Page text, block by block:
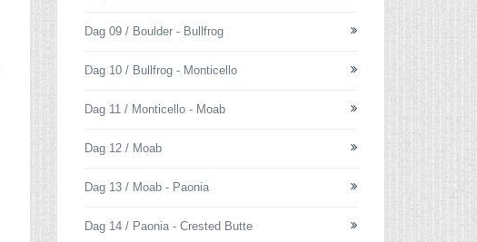
Dag 09 / Boulder - Bullfrog
Dag 10 / Bullfrog - Monticello
Dag 11 / Monticello - Moab
Dag 12 / Moab
Dag 13 / Moab - Paonia
Dag 14 / Paonia - Crested Butte